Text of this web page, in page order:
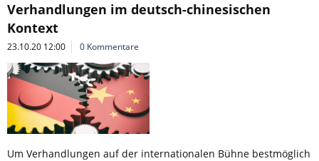
Verhandlungen im deutsch-chinesischen
Kontext
23.10.20 12:00 0 Kommentare
Um Verhandlungen auf der internationalen Bühne bestmöglich